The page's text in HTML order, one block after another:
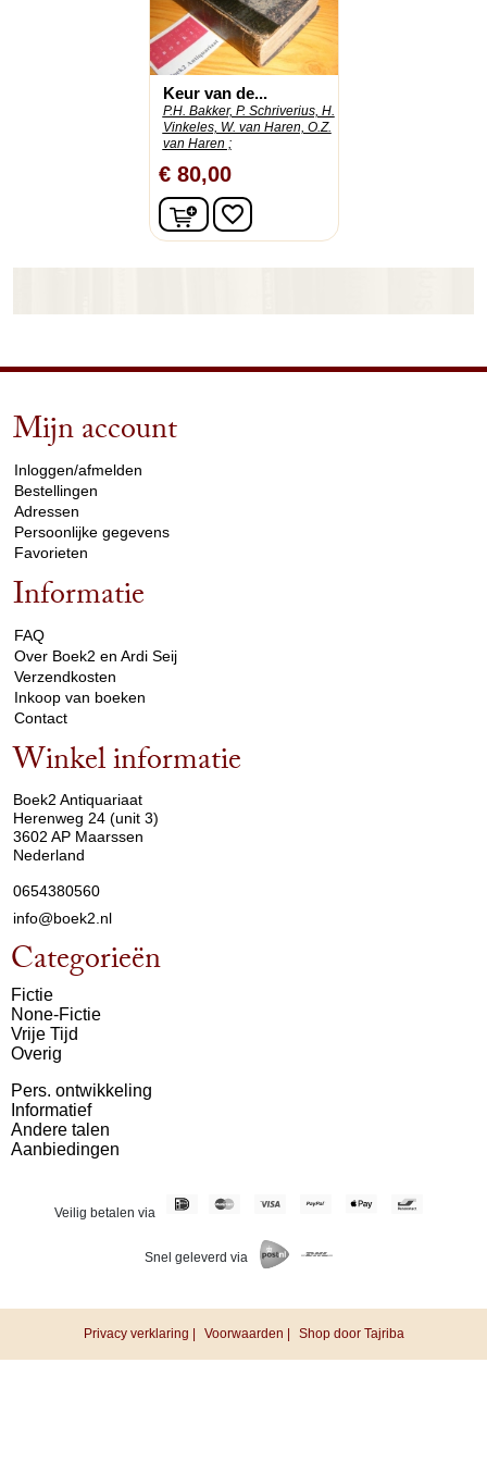
Keur van de...
P.H. Bakker, P. Schriverius, H.
Vinkeles, W. van Haren, O.Z.
van Haren ;
€ 80,00
In winkelwagen
favorite_border
Mijn account
Inloggen/afmelden
Bestellingen
Adressen
Persoonlijke gegevens
Favorieten
Informatie
FAQ
Over Boek2 en Ardi Seij
Verzendkosten
Inkoop van boeken
Contact
Winkel informatie
Boek2 Antiquariaat
Herenweg 24 (unit 3)
3602 AP Maarssen
Nederland
0654380560
info@boek2.nl
Categorieën
Fictie
None-Fictie
Vrije Tijd
Overig
Pers. ontwikkeling
Informatief
Andere talen
Aanbiedingen
Veilig betalen via
Snel geleverd via
Privacy verklaring | Voorwaarden | Shop door Tajriba